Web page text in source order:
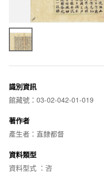
識別資訊
館藏號：03-02-042-01-019
著作者
產生者：直隸都督
資料類型
資料型式 ：咨